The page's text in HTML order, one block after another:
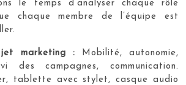
le temps d’analyser chaque rôle
chaque membre de l’équipe est
marketing : Mobilité, autonomie,
des campagnes, communication.
tablette avec stylet, casque audio